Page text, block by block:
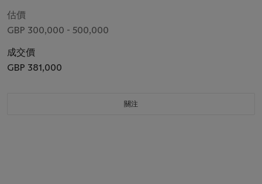
估價
GBP 300,000 - 500,000
成交價
GBP 381,000
關注